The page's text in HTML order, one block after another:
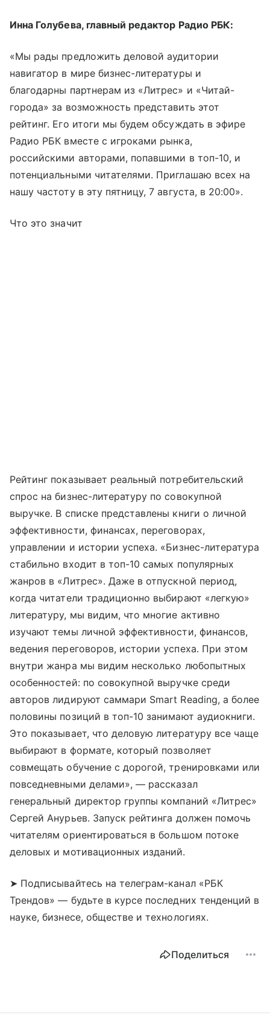
Инна Голубева, главный редактор Радио РБК:
«Мы рады предложить деловой аудитории
навигатор в мире бизнес-литературы и
благодарны партнерам из «Литрес» и «Читай-
города» за возможность представить этот
рейтинг. Его итоги мы будем обсуждать в эфире
Радио РБК вместе с игроками рынка,
российскими авторами, попавшими в топ-10, и
потенциальными читателями. Приглашаю всех на
нашу частоту в эту пятницу, 7 августа, в 20:00».
Что это значит
Рейтинг показывает реальный потребительский
спрос на бизнес-литературу по совокупной
выручке. В списке представлены книги о личной
эффективности, финансах, переговорах,
управлении и истории успеха. «Бизнес-литература
стабильно входит в топ-10 самых популярных
жанров в «Литрес». Даже в отпускной период,
когда читатели традиционно выбирают «легкую»
литературу, мы видим, что многие активно
изучают темы личной эффективности, финансов,
ведения переговоров, истории успеха. При этом
внутри жанра мы видим несколько любопытных
особенностей: по совокупной выручке среди
авторов лидируют саммари Smart Reading, а более
половины позиций в топ-10 занимают аудиокниги.
Это показывает, что деловую литературу все чаще
выбирают в формате, который позволяет
совмещать обучение с дорогой, тренировками или
повседневными делами», — рассказал
генеральный директор группы компаний «Литрес»
Сергей Анурьев. Запуск рейтинга должен помочь
читателям ориентироваться в большом потоке
деловых и мотивационных изданий.
➤ Подписывайтесь на телеграм-канал «РБК
Трендов» — будьте в курсе последних тенденций в
науке, бизнесе, обществе и технологиях.
Поделиться